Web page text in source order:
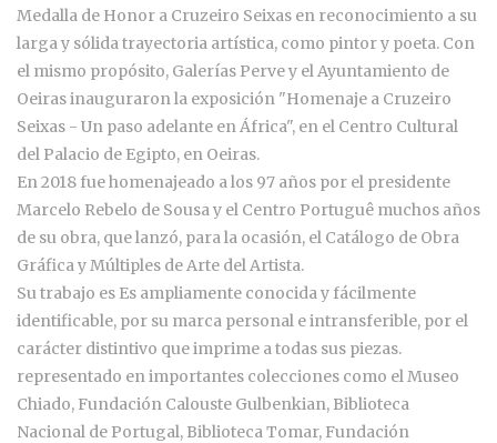
Medalla de Honor a Cruzeiro Seixas en reconocimiento a su
larga y sólida trayectoria artística, como pintor y poeta. Con
el mismo propósito, Galerías Perve y el Ayuntamiento de
Oeiras inauguraron la exposición "Homenaje a Cruzeiro
Seixas - Un paso adelante en África", en el Centro Cultural
del Palacio de Egipto, en Oeiras.
En 2018 fue homenajeado a los 97 años por el presidente
Marcelo Rebelo de Sousa y el Centro Portuguê muchos años
de su obra, que lanzó, para la ocasión, el Catálogo de Obra
Gráfica y Múltiples de Arte del Artista.
Su trabajo es Es ampliamente conocida y fácilmente
identificable, por su marca personal e intransferible, por el
carácter distintivo que imprime a todas sus piezas.
representado en importantes colecciones como el Museo
Chiado, Fundación Calouste Gulbenkian, Biblioteca
Nacional de Portugal, Biblioteca Tomar, Fundación